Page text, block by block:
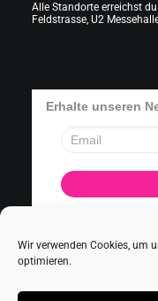
Wir verwenden Cookies, um
optimieren.
Alle Standorte erreichst
Feldstrasse, U2
Erhalte unseren